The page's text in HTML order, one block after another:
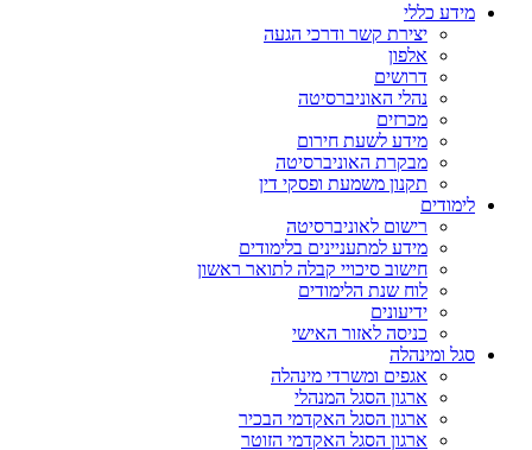
מידע כללי
יצירת קשר ודרכי הגעה
אלפון
דרושים
נהלי האוניברסיטה
מכרזים
מידע לשעת חירום
מבקרת האוניברסיטה
תקנון משמעת ופסקי דין
לימודים
רישום לאוניברסיטה
מידע למתעניינים בלימודים
חישוב סיכויי קבלה לתואר ראשון
לוח שנת הלימודים
ידיעונים
כניסה לאזור האישי
סגל ומינהלה
אגפים ומשרדי מינהלה
ארגון הסגל המנהלי
ארגון הסגל האקדמי הבכיר
ארגון הסגל האקדמי הזוטר